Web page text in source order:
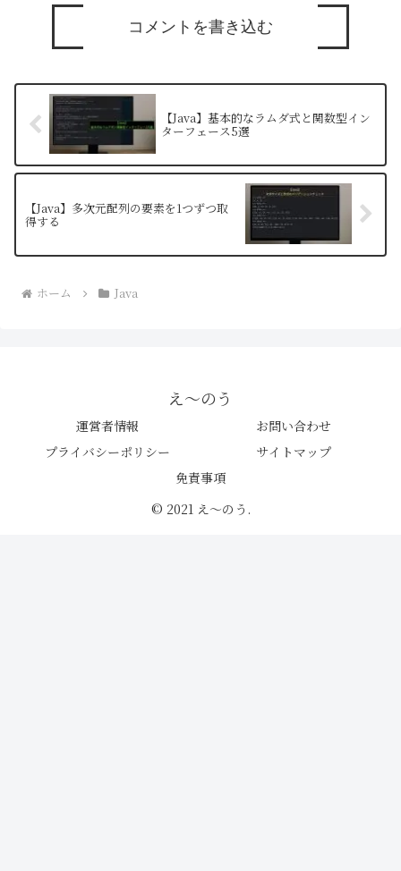
コメントを書き込む
【Java】基本的なラムダ式と関数型イン
ターフェース5選
【Java】多次元配列の要素を1つずつ取
得する
ホーム Java
え〜のう
運営者情報
お問い合わせ
プライバシーポリシー
サイトマップ
免責事項
© 2021 え〜のう.